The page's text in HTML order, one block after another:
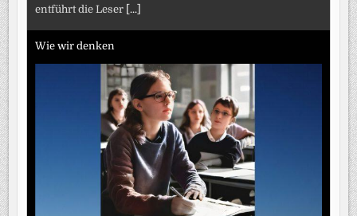
entführt die Leser [...]
Wie wir denken